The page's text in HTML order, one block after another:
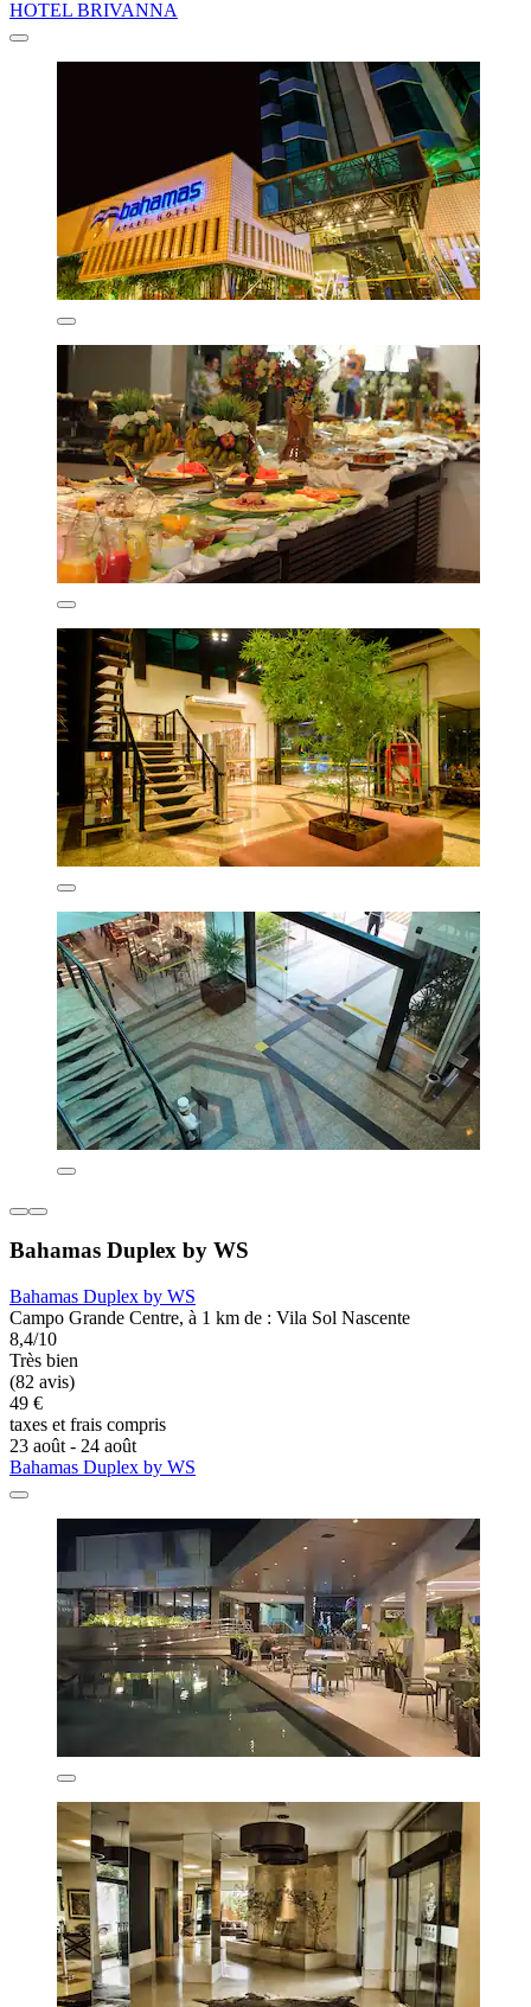
HOTEL BRIVANNA
Bahamas Duplex by WS
Bahamas Duplex by WS
Campo Grande Centre, à 1 km de : Vila Sol Nascente
8,4/10
Très bien
(82 avis)
49 €
taxes et frais compris
23 août - 24 août
Bahamas Duplex by WS